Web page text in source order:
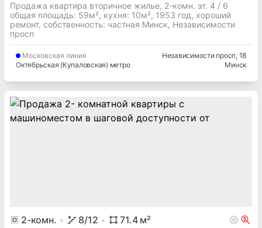
Продажа квартира вторичное жилье, 2-комн. эт. 4 / 6
общая площадь: 59м², кухня: 10м², 1953 год, хороший
ремонт, собственность: частная Минск, Независимости
просп
Московская линия
Октябрьская (Купаловская) метро
Независимости просп, 18
Минск
2-комн. 8/12 71.4м²